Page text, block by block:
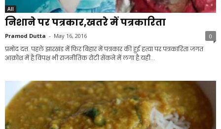
All
निशाने पर पत्रकार,खतरे में पत्रकारिता
Pramod Dutta - May 16, 2016 0
प्रमोद दत्त. पहले झारखंड में फिर बिहार में पत्रकार की हुई हत्या पर पत्रकारिता जगत
आक्रोश में है.विपक्ष भी राजनीतिक रोटी सेंकने में लगा है.यही...